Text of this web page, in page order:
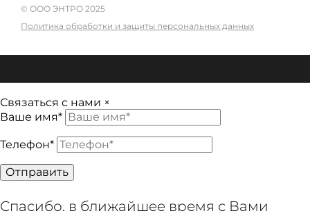
© ООО ЭНТРО 2025
Политика обработки и защиты персональных данных
Связаться с нами ×
Ваше имя*
Телефон*
Отправить
Спасибо, в ближайшее время с Вами